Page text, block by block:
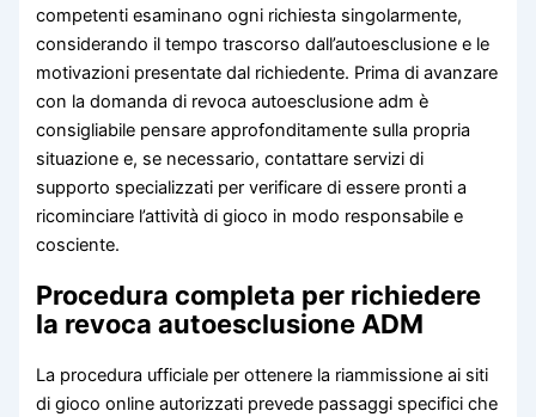
competenti esaminano ogni richiesta singolarmente,
considerando il tempo trascorso dall’autoesclusione e le
motivazioni presentate dal richiedente. Prima di avanzare
con la domanda di revoca autoesclusione adm è
consigliabile pensare approfonditamente sulla propria
situazione e, se necessario, contattare servizi di
supporto specializzati per verificare di essere pronti a
ricominciare l’attività di gioco in modo responsabile e
cosciente.
Procedura completa per richiedere
la revoca autoesclusione ADM
La procedura ufficiale per ottenere la riammissione ai siti
di gioco online autorizzati prevede passaggi specifici che